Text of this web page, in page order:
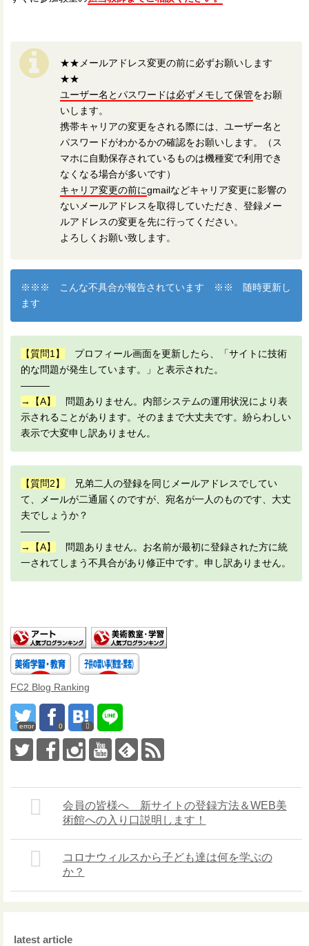
★★メールアドレス変更の前に必ずお願いします
★★
ユーザー名とパスワードは必ずメモして保管をお願
いします。
携帯キャリアの変更をされる際には、ユーザー名と
パスワードがわかるかの確認をお願いします。（ス
マホに自動保存されているものは機種変で利用でき
なくなる場合が多いです）
キャリア変更の前にgmailなどキャリア変更に影響の
ないメールアドレスを取得していただき、登録メー
ルアドレスの変更を先に行ってください。
よろしくお願い致します。
※※※ こんな不具合が報告されています ※※ 随時更新し
ます
【質問1】
プロフィール画面を更新したら、「サイトに技術
的な問題が発生しています。」と表示された。
———
→【A】
問題ありません。内部システムの運用状況により表
示されることがあります。そのままで大丈夫です。紛らわしい
表示で大変申し訳ありません。
【質問2】
兄弟二人の登録を同じメールアドレスでしてい
て、メールが二通届くのですが、宛名が一人のものです、大丈
夫でしょうか？
———
→【A】
問題ありません。お名前が最初に登録された方に統
一されてしまう不具合があり修正中です。申し訳ありません。
FC2 Blog Ranking
error 0
会員の皆様へ 新サイトの登録方法＆WEB美
術館への入り口説明します！
コロナウィルスから子ども達は何を学ぶの
か？
latest article